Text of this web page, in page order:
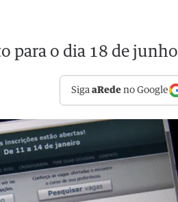
para o dia 18 de junho
SigaaRede no Google